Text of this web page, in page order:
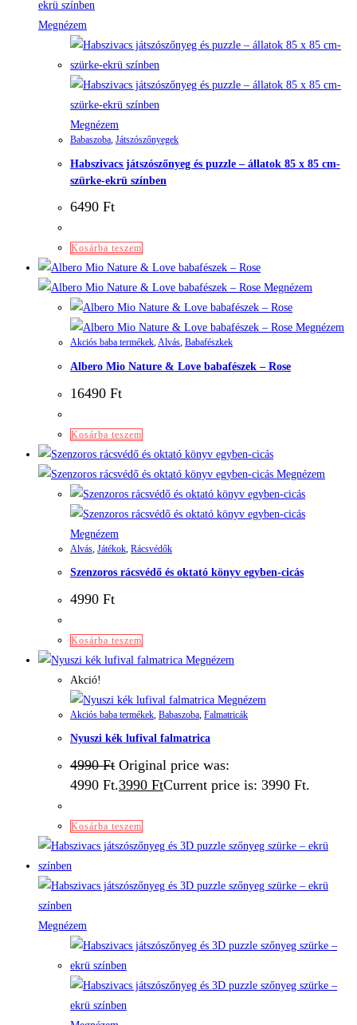
Megnézem
Megnézem
Babaszoba, Játszószőnyegek
Habszivacs játszószőnyeg és puzzle – állatok 85 x 85 cm-
szürke-ekrü színben
6490 Ft
Kosárba teszem
Megnézem
Megnézem
Akciós baba termékek,Alvás, Babafészkek
Albero Mio Nature & Love babafészek – Rose
16490 Ft
Kosárba teszem
Megnézem
Megnézem
Alvás Játékok Rácsvédők
Szenzoros rácsvédő és oktató könyv egyben-cicás
4990 Ft
Kosárba teszem
Megnézem
Akció!
Megnézem
Akciós baba termékek Babaszoba Falmatricák
Nyuszi kék lufival falmatrica
4990Ft Original price was:
4990 Ft.3990 FtCurrent price is: 3990 Ft.
Kosárba teszem
Megnézem